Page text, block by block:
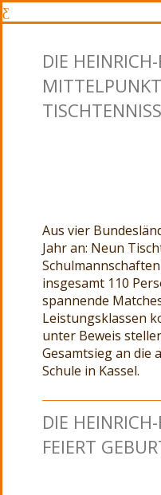
DIE
Aus vier
Jahr an: Neun
insgesamt 110
spannende
Leistungsklassen
unter Beweis
Gesamtsieg an die
Schule in Kassel.
DIE
FEIERT